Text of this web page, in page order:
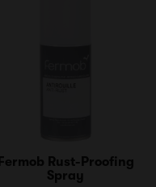
Fermob Rust-Proofing
Spray